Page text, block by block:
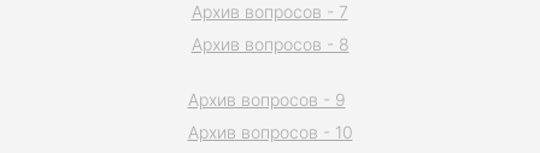
Архив вопросов - 7
Архив вопросов - 8
Архив вопросов - 9
Архив вопросов - 10